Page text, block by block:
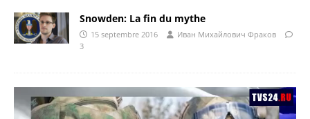
Snowden: La fin du mythe
15 septembre 2016
Иван Михайлович Фраков
3
Lecteur
vidéo